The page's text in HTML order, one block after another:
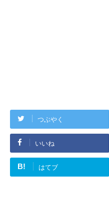
つぶやく
いいね
B! はてブ